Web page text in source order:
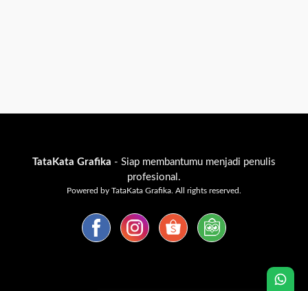
TataKata Grafika - Siap membantumu menjadi penulis
profesional.
Powered by TataKata Grafika. All rights reserved.